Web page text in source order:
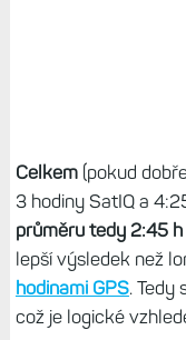
Celkem(pokud
3 hodiny SatIQ a
průměru tedy 2:45
lepší výsledek než
hodinami GPS. Tedy
což je logické